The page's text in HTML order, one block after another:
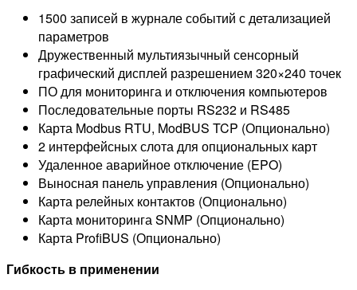
1500 записей в журнале событий с детализацией
параметров
Дружественный мультиязычный сенсорный
графический дисплей разрешением 320×240 точек
ПО для мониторинга и отключения компьютеров
Последовательные порты RS232 и RS485
Карта Modbus RTU, ModBUS TCP (Опционально)
2 интерфейсных слота для опциональных карт
Удаленное аварийное отключение (EPO)
Выносная панель управления (Опционально)
Карта релейных контактов (Опционально)
Карта мониторинга SNMP (Опционально)
Карта ProfiBUS (Опционально)
Гибкость в применении